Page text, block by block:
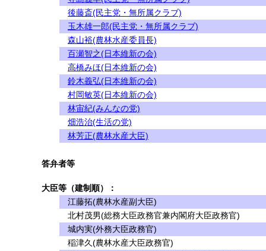
後藤斎(民主党・無所属クラブ)
玉木雄一郎(民主党・無所属クラブ)
森山裕(農林水産委員長)
百瀬智之(日本維新の会)
高橋みほ(日本維新の会)
鈴木義弘(日本維新の会)
村岡敏英(日本維新の会)
林宙紀(みんなの党)
畑浩治(生活の党)
林芳正(農林水産大臣)
答弁者等
大臣等（建制順）：
江藤拓(農林水産副大臣)
北村茂男(総務大臣政務官兼内閣府大臣政務官)
城内実(外務大臣政務官)
稲津久(農林水産大臣政務官)